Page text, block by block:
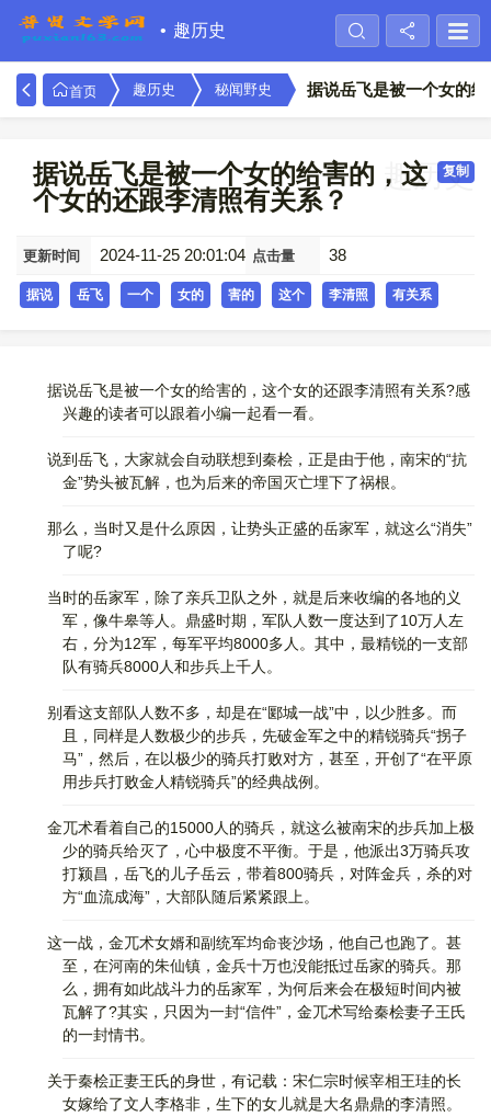
趣历史
首页 趣历史 秘闻野史 据说岳飞是被一个女的
据说岳飞是被一个女的给害的，这
个女的还跟李清照有关系？
复制
趣历史
更新时间 2024-11-25 20:01:04 点击量 38
据说 岳飞 一个 女的 害的 这个 李清照 有关系
据说岳飞是被一个女的给害的，这个女的还跟李清照有关系?感
兴趣的读者可以跟着小编一起看一看。
说到岳飞，大家就会自动联想到秦桧，正是由于他，南宋的“抗
金”势头被瓦解，也为后来的帝国灭亡埋下了祸根。
那么，当时又是什么原因，让势头正盛的岳家军，就这么“消失”
了呢?
当时的岳家军，除了亲兵卫队之外，就是后来收编的各地的义
军，像牛皋等人。鼎盛时期，军队人数一度达到了10万人左
右，分为12军，每军平均8000多人。其中，最精锐的一支部
队有骑兵8000人和步兵上千人。
别看这支部队人数不多，却是在“郾城一战”中，以少胜多。而
且，同样是人数极少的步兵，先破金军之中的精锐骑兵“拐子
马”，然后，在以极少的骑兵打败对方，甚至，开创了“在平原
用步兵打败金人精锐骑兵”的经典战例。
金兀术看着自己的15000人的骑兵，就这么被南宋的步兵加上极
少的骑兵给灭了，心中极度不平衡。于是，他派出3万骑兵攻
打颍昌，岳飞的儿子岳云，带着800骑兵，对阵金兵，杀的对
方“血流成海”，大部队随后紧紧跟上。
这一战，金兀术女婿和副统军均命丧沙场，他自己也跑了。甚
至，在河南的朱仙镇，金兵十万也没能抵过岳家的骑兵。那
么，拥有如此战斗力的岳家军，为何后来会在极短时间内被
瓦解了?其实，只因为一封“信件”，金兀术写给秦桧妻子王氏
的一封情书。
关于秦桧正妻王氏的身世，有记载：宋仁宗时候宰相王珪的长
女嫁给了文人李格非，生下的女儿就是大名鼎鼎的李清照。